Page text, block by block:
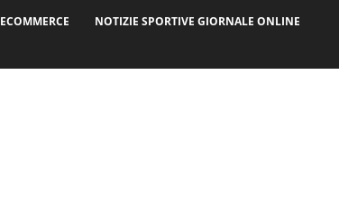
NOTIZIE SPORTIVE GIORNALE ONLINE